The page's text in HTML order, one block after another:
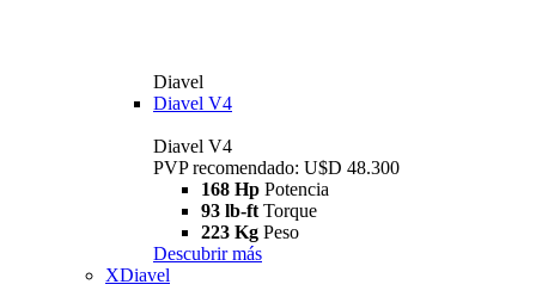
Diavel
Diavel V4
Diavel V4
PVP recomendado: U$D 48.300
168 Hp Potencia
93 lb-ft Torque
223 Kg Peso
Descubrir más
XDiavel